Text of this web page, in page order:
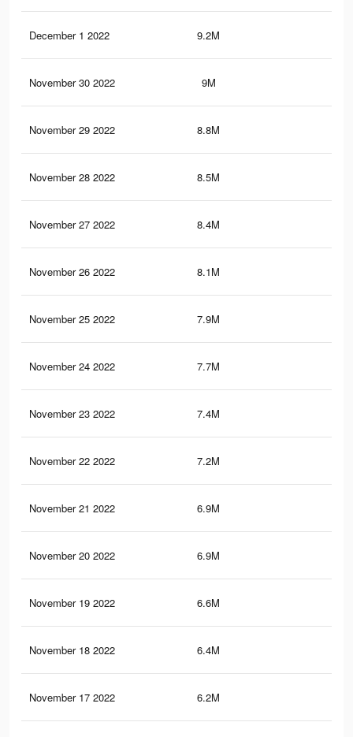
December 1 2022 9.2M
November 30 2022 9M
November 29 2022 8.8M
November 28 2022 8.5M
November 27 2022 8.4M
November 26 2022 8.1M
November 25 2022 7.9M
November 24 2022 7.7M
November 23 2022 7.4M
November 22 2022 7.2M
November 21 2022 6.9M
November 20 2022 6.9M
November 19 2022 6.6M
November 18 2022 6.4M
November 17 2022 6.2M